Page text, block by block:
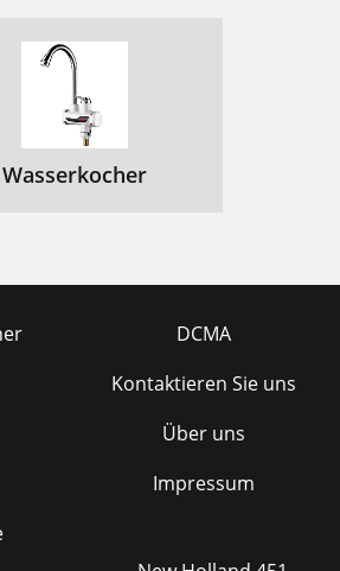
Wasserkocher
DCMA
Kontaktieren Sie uns
Über uns
Impressum